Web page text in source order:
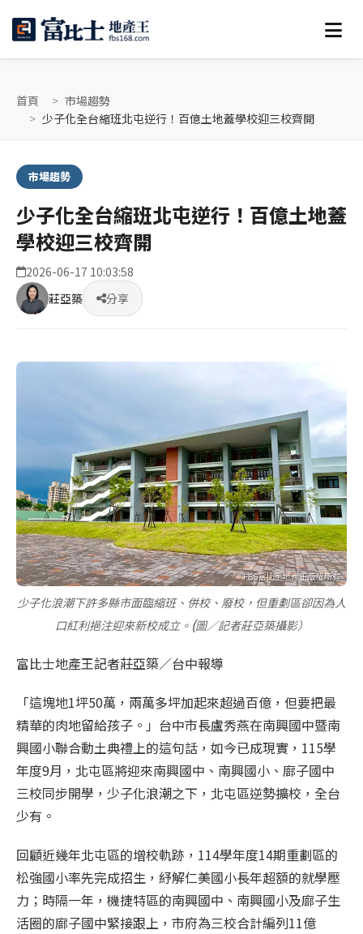
首頁
市場趨勢
少子化全台縮班北屯逆行！百億土地蓋學校迎三校齊開
市場趨勢
少子化全台縮班北屯逆行！百億土地蓋
學校迎三校齊開
2026-06-17 10:03:58
莊亞築
分享
少子化浪潮下許多縣市面臨縮班、併校、廢校，但重劃區卻因為人
口紅利挹注迎來新校成立。 (圖／記者莊亞築攝影）
富比士地產王記者莊亞築／台中報導
「這塊地1坪50萬，兩萬多坪加起來超過百億，但要把最
精華的肉地留給孩子。」台中市長盧秀燕在南興國中暨南
興國小聯合動土典禮上的這句話，如今已成現實，115學
年度9月，北屯區將迎來南興國中、南興國小、廍子國中
三校同步開學，少子化浪潮之下，北屯區逆勢擴校，全台
少有。
回顧近幾年北屯區的增校軌跡，114學年度14期重劃區的
松強國小率先完成招生，紓解仁美國小長年超額的就學壓
力；時隔一年，機捷特區的南興國中、南興國小及廍子生
活圈的廍子國中緊接跟上，市府為三校合計編列11億